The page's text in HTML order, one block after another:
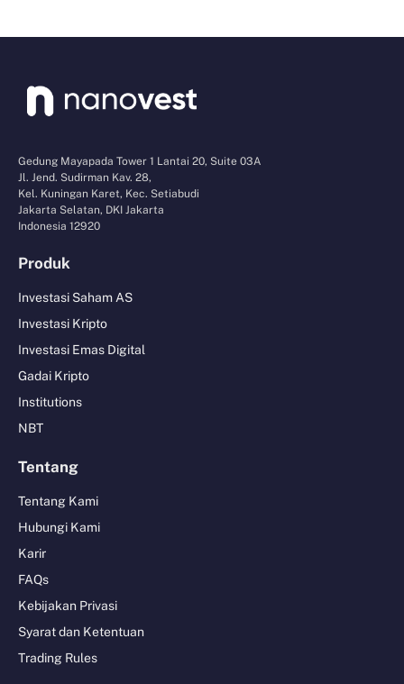
Gedung Mayapada Tower 1 Lantai 20, Suite 03A
Jl. Jend. Sudirman Kav. 28,
Kel. Kuningan Karet, Kec. Setiabudi
Jakarta Selatan, DKI Jakarta
Indonesia 12920
Produk
Investasi Saham AS
Investasi Kripto
Investasi Emas Digital
Gadai Kripto
Institutions
NBT
Tentang
Tentang Kami
Hubungi Kami
Karir
FAQs
Kebijakan Privasi
Syarat dan Ketentuan
Trading Rules